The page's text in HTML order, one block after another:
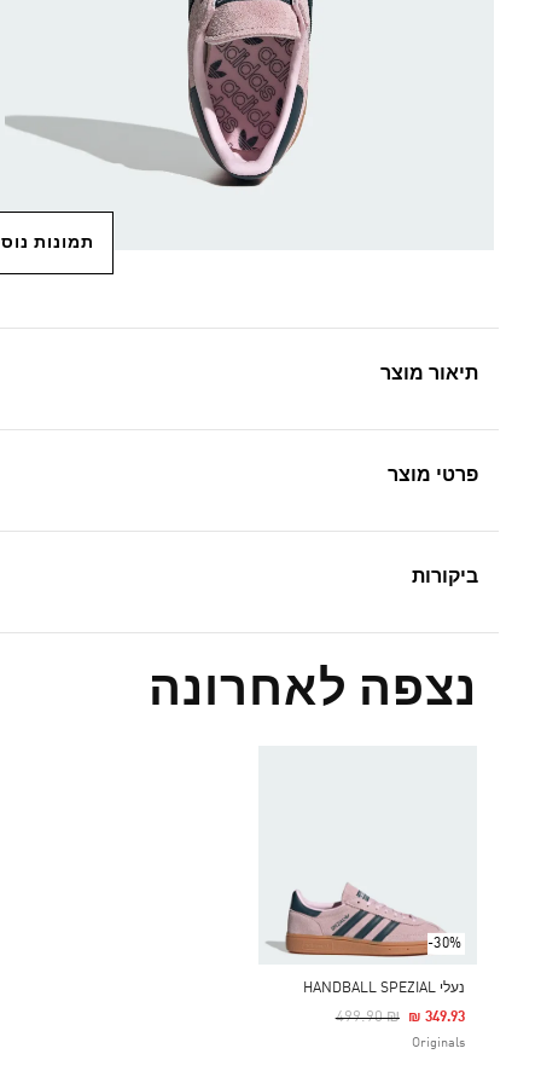
תמונות
תיאור מוצר
פרטי מוצר
ביקורות
נצפה לאחרונה
-30%
נעלי HANDBALL SPEZIAL
Price Reduced From
₪ 499.90
To ₪ 349.93
Originals